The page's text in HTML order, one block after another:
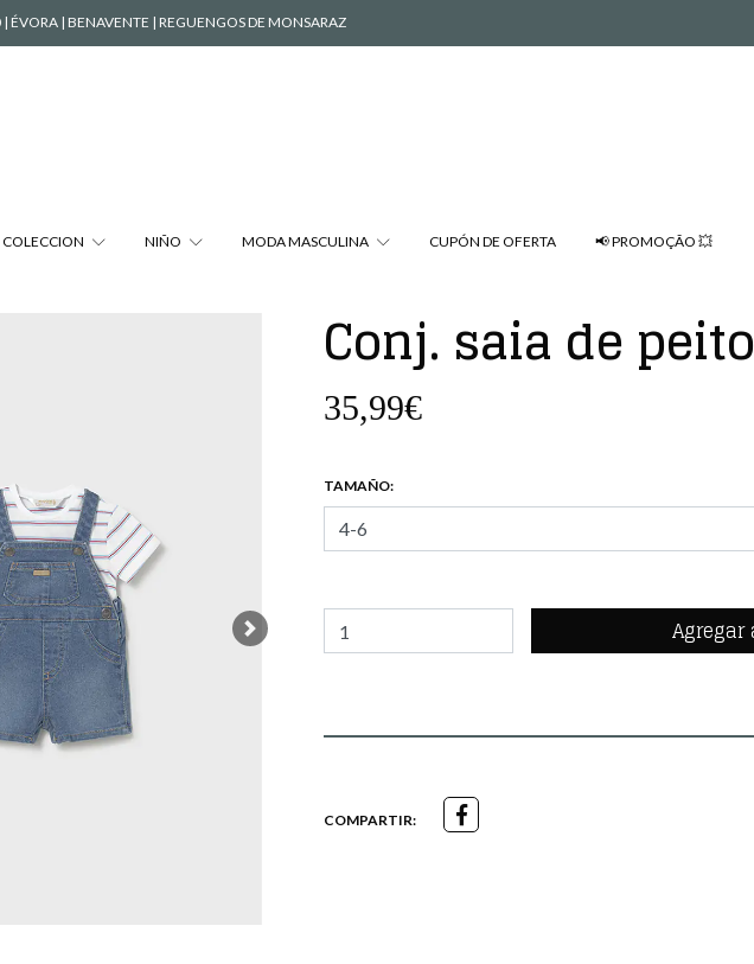
| ÉVORA | BENAVENTE | REGUENGOS DE MONSARAZ
COLECCION NIÑO MODA MASCULINA CUPÓN DE OFERTA 📢 PROMOÇÃO 💥
Next
Conj. saia de peito
35,99€
TAMAÑO:
COMPARTIR: